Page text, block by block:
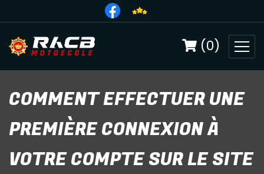
(0)
COMMENT EFFECTUER UNE
PREMIÈRE CONNEXION À
VOTRE COMPTE SUR LE SITE